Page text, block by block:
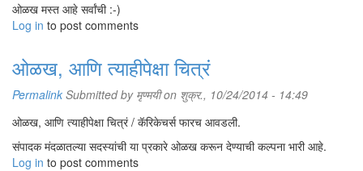
ओळख मस्त आहे सर्वांची :-)
Log in to post comments
ओळख, आणि त्याहीपेक्षा चित्रं
Permalink Submitted by मृण्मयीon शुक्र., 10/24/2014 - 14:49
ओळख, आणि त्याहीपेक्षा चित्रं / कॅरिकेचर्स फारच आवडली.
संपादक मंदळातल्या सदस्यांची या प्रकारे ओळख करून देण्याची कल्पना भारी आहे.
Log in to post comments